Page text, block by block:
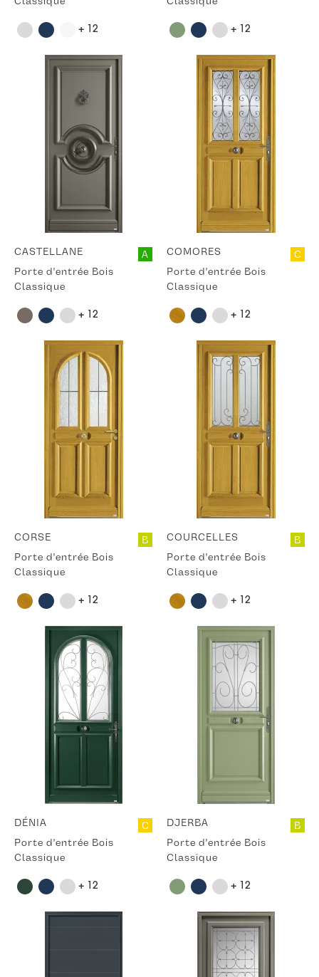
+ 12 + 12
CASTELLANE
Porte d'entrée Bois
Classique
A
+ 12
COMORES
Porte d'entrée Bois
Classique
C
+ 12
CORSE
Porte d'entrée Bois
Classique
B
+ 12
COURCELLES
Porte d'entrée Bois
Classique
B
+ 12
DÉNIA
Porte d'entrée Bois
Classique
C
+ 12
DJERBA
Porte d'entrée Bois
Classique
B
+ 12